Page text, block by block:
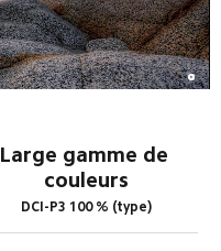
Large gamme de
couleurs
DCI-P3 100 % (type)